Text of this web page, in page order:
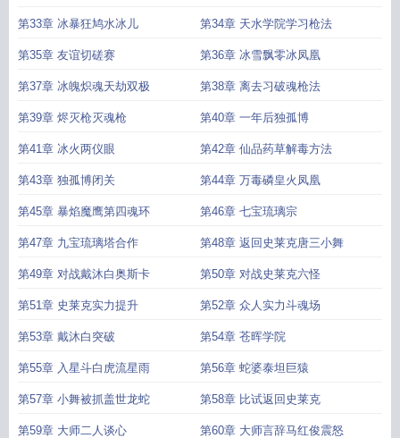
第33章 冰暴狂鸠水冰儿 第34章 天水学院学习枪法
第35章 友谊切磋赛 第36章 冰雪飘零冰凤凰
第37章 冰魄炽魂天劫双极 第38章 离去习破魂枪法
第39章 烬灭枪灭魂枪 第40章 一年后独孤博
第41章 冰火两仪眼 第42章 仙品药草解毒方法
第43章 独孤博闭关 第44章 万毒磷皇火凤凰
第45章 暴焰魔鹰第四魂环 第46章 七宝琉璃宗
第47章 九宝琉璃塔合作 第48章 返回史莱克唐三小舞
第49章 对战戴沐白奥斯卡 第50章 对战史莱克六怪
第51章 史莱克实力提升 第52章 众人实力斗魂场
第53章 戴沐白突破 第54章 苍晖学院
第55章 入星斗白虎流星雨 第56章 蛇婆泰坦巨猿
第57章 小舞被抓盖世龙蛇 第58章 比试返回史莱克
第59章 大师二人谈心 第60章 大师言辞马红俊震怒